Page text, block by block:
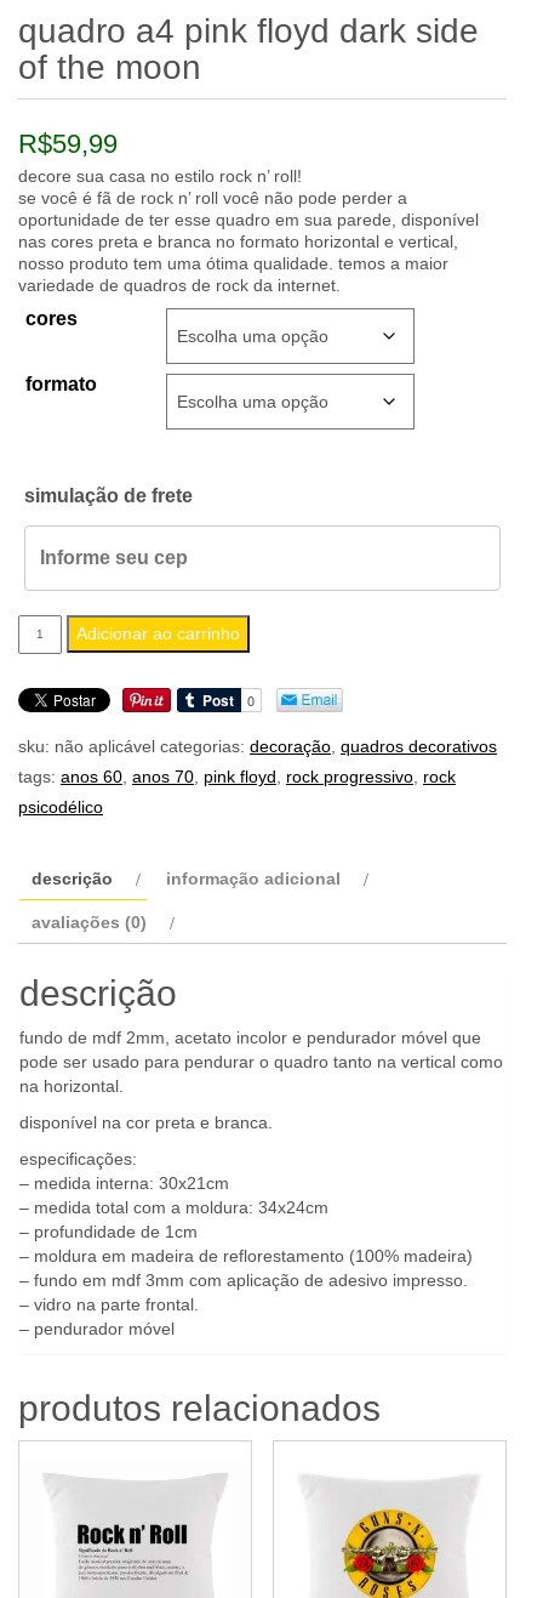
quadro a4 pink floyd dark side
of the moon
R$59,99
decore sua casa no estilo rock n’ roll!
se você é fã de rock n’ roll você não pode perder a
oportunidade de ter esse quadro em sua parede, disponível
nas cores preta e branca no formato horizontal e vertical,
nosso produto tem uma ótima qualidade. temos a maior
variedade de quadros de rock da internet.
cores
formato
simulação de frete
quadro
a4
pink
dark
side
of
moon
quantidade
Adicionar ao carrinho
sku: não aplicável categorias: decoração quadros decorativos
tags: anos 60 anos 70 pink floyd rock progressivo rock
psicodélico
descrição informação adicional
avaliações (0)
descrição
fundo de mdf 2mm, acetato incolor e pendurador móvel que
pode ser usado para pendurar o quadro tanto na vertical como
na horizontal.
disponível na cor preta e branca.
especificações:
– medida interna: 30x21cm
– medida total com a moldura: 34x24cm
– profundidade de 1cm
– moldura em madeira de reflorestamento (100% madeira)
– fundo em mdf 3mm com aplicação de adesivo impresso.
– vidro na parte frontal.
– pendurador móvel
produtos relacionados